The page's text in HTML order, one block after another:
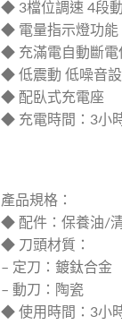
◆ 3檔位調速 4段
◆ 電量指示燈功能
◆ 充滿電自動斷電
◆ 低震動 低噪音
◆ 配臥式充電座
◆ 充電時間：3小
產品規格：
◆ 配件：保養油/
◆ 刀頭材質：
– 定刀：鍍鈦合金
– 動刀：陶瓷
◆ 使用時間：3小